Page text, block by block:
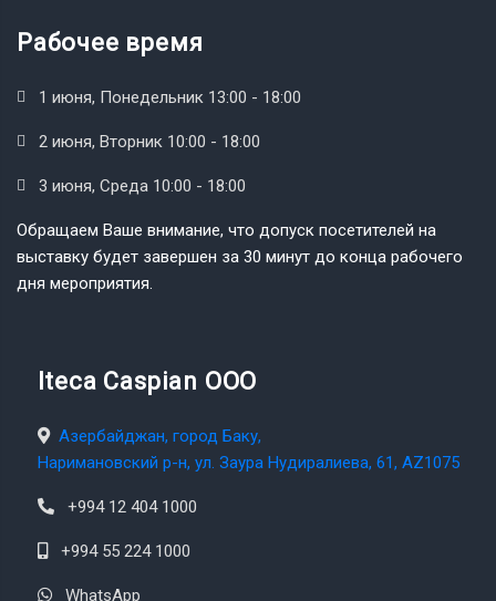
Рабочее время
1 июня, Понедельник 13:00 - 18:00
2 июня, Вторник 10:00 - 18:00
3 июня, Среда 10:00 - 18:00
Обращаем Ваше внимание, что допуск посетителей на
выставку будет завершен за 30 минут до конца рабочего
дня мероприятия.
Iteca Caspian OOO
Азербайджан, город Баку,
Наримановский р-н, ул. Заура Нудиралиева, 61, AZ1075
+994 12 404 1000
+994 55 224 1000
WhatsApp